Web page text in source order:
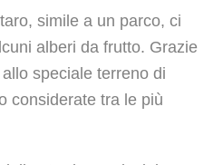
simile a un parco, ci
alberi da frutto. Grazie
speciale terreno di
considerate tra le più